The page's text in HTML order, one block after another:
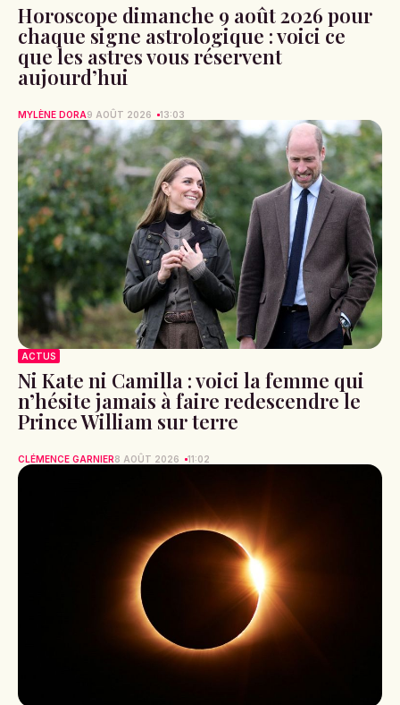
Horoscope dimanche 9 août 2026 pour
chaque signe astrologique : voici ce
que les astres vous réservent
aujourd’hui
MYLÈNE DORA9 AOÛT 2026 13:03
ACTUS
Ni Kate ni Camilla : voici la femme qui
n’hésite jamais à faire redescendre le
Prince William sur terre
CLÉMENCE GARNIER8 AOÛT 2026 11:02